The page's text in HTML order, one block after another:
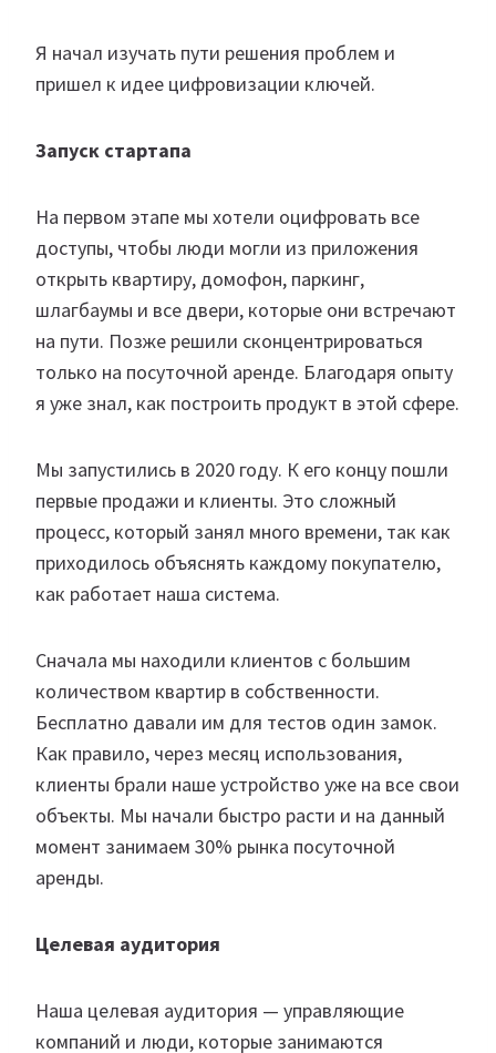
Я начал изучать пути решения проблем и
пришел к идее цифровизации ключей.
Запуск стартапа
На первом этапе мы хотели оцифровать все
доступы, чтобы люди могли из приложения
открыть квартиру, домофон, паркинг,
шлагбаумы и все двери, которые они встречают
на пути. Позже решили сконцентрироваться
только на посуточной аренде. Благодаря опыту
я уже знал, как построить продукт в этой сфере.
Мы запустились в 2020 году. К его концу пошли
первые продажи и клиенты. Это сложный
процесс, который занял много времени, так как
приходилось объяснять каждому покупателю,
как работает наша система.
Сначала мы находили клиентов с большим
количеством квартир в собственности.
Бесплатно давали им для тестов один замок.
Как правило, через месяц использования,
клиенты брали наше устройство уже на все свои
объекты. Мы начали быстро расти и на данный
момент занимаем 30% рынка посуточной
аренды.
Целевая аудитория
Наша целевая аудитория — управляющие
компаний и люди, которые занимаются